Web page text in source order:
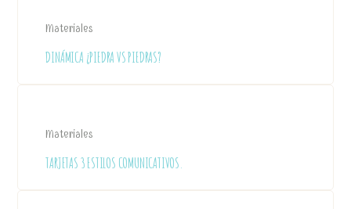
Materiales
DINÁMICA ¿PIEDRA VS PIEDRAS?
Materiales
TARJETAS 3 ESTILOS COMUNICATIVOS.